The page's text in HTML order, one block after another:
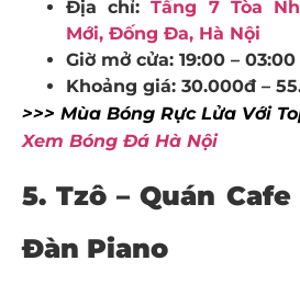
Địa chỉ:Tầng 7 Tòa
Mới, Đống Đa, Hà Nội
Giờ mở cửa: 19:00 – 03:00
Khoảng giá: 30.000đ –
>>> Mùa Bóng Rực Lửa Với
Xem Bóng Đá Hà Nội
5. Tzô – Quán
Đàn Piano